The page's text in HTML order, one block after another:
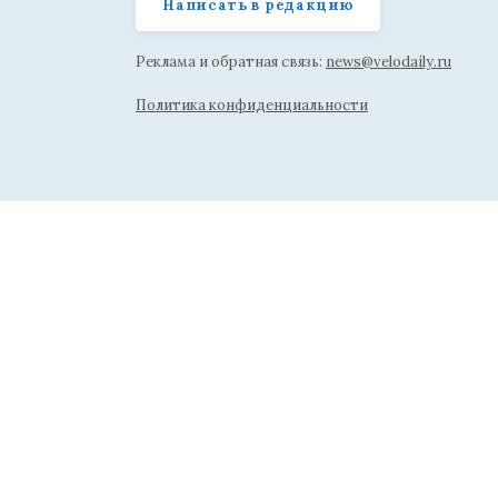
Написать в редакцию
Реклама и обратная связь: news@velodaily.ru
Политика конфиденциальности